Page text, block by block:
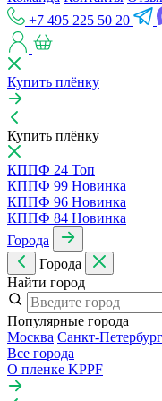
+7 495 225 50 20
Купить плёнку
Купить плёнку
КППФ 24 Топ
КППФ 99 Новинка
КППФ 96 Новинка
КППФ 84 Новинка
Города
Города
Найти город
Популярные города
Москва Санкт-Петербур
Все города
О пленке KPPF